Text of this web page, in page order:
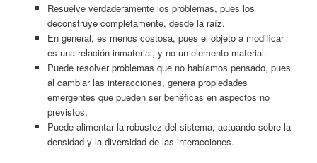
Resuelve verdaderamente los problemas, pues los
deconstruye completamente, desde la raíz.
En general, es menos costosa, pues el objeto a modificar
es una relación inmaterial, y no un elemento material.
Puede resolver problemas que no habíamos pensado, pues
al cambiar las interacciones, genera propiedades
emergentes que pueden ser benéficas en aspectos no
previstos.
Puede alimentar la robustez del sistema, actuando sobre la
densidad y la diversidad de las interacciones.